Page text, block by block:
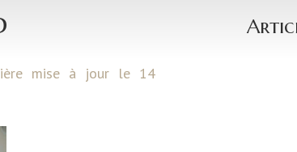
mise à jour le 14